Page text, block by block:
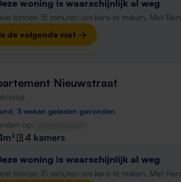
woning is waarschijnlijk al weg
binnen 15 minuten om kans te maken. Met
de volgende niet →
Nieuwstraat
3 weken geleden gevonden
op:
4 kamers
woning is waarschijnlijk al weg
binnen 15 minuten om kans te maken. Met